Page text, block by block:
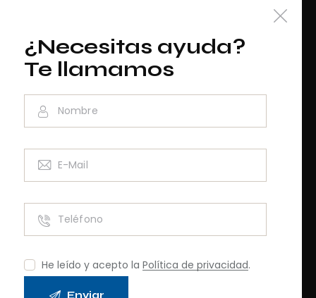
RAINCV3076
¿Necesitas ayuda?
Te llamamos
He leído y acepto laPolítica de privacidad.